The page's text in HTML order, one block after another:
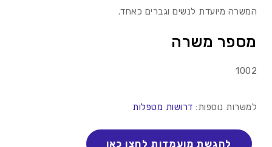
המשרה מיועדת לנשים וגברים כאחד.
מספר משרה
1002
למשרות נוספות: דרושות מטפלות